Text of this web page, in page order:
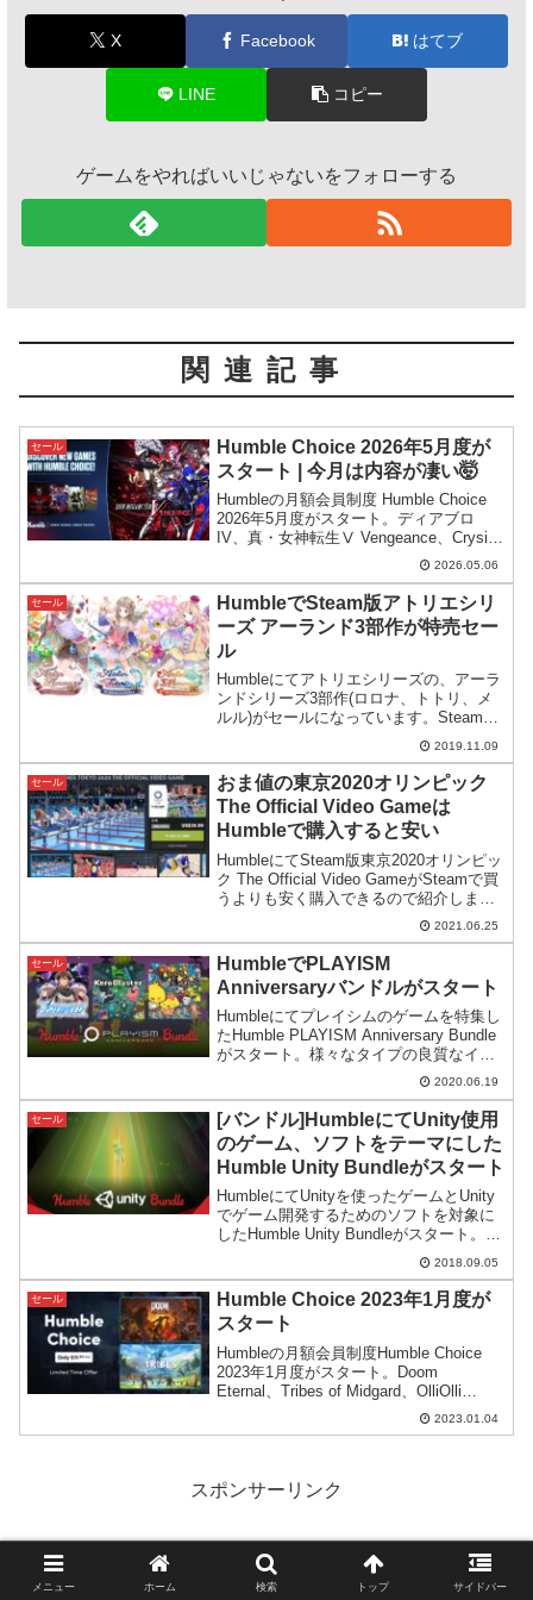
X Facebook はてブ
LINE コピー
ゲームをやればいいじゃないをフォローする
関連記事
セール
Humble Choice 2026年5月度が
スタート | 今月は内容が凄い🤯
Humbleの月額会員制度 Humble Choice
2026年5月度がスタート。ディアブロ
IV、真・女神転生Ⅴ Vengeance、Crysis
3 Remastered、更にその他の優良ゲーム
で構成されておりシンプルにオススメで
す。
2026.05.06
セール
HumbleでSteam版アトリエシリ
ーズ アーランド3部作が特売セー
ル
Humbleにてアトリエシリーズの、アーラ
ンドシリーズ3部作(ロロナ、トトリ、メ
ルル)がセールになっています。Steamで
購入するよりも安いですが、3本まとめて
購入する場合、ちょっと複雑になってき
ます。
2019.11.09
セール
おま値の東京2020オリンピック
The Official Video Gameは
Humbleで購入すると安い
HumbleにてSteam版東京2020オリンピッ
ク The Official Video GameがSteamで買
うよりも安く購入できるので紹介しま
す。このゲームまでおま値で日本人向け
に高額設定するセガの神経を疑います。
2021.06.25
セール
HumbleでPLAYISM
Anniversaryバンドルがスタート
Humbleにてプレイシムのゲームを特集し
たHumble PLAYISM Anniversary Bundle
がスタート。様々なタイプの良質なイン
ディーゲームがまとめて手に入ります。
2020.06.19
セール
[バンドル]HumbleにてUnity使用
のゲーム、ソフトをテーマにした
Humble Unity Bundleがスタート
HumbleにてUnityを使ったゲームとUnity
でゲーム開発するためのソフトを対象に
したHumble Unity Bundleがスタート。最
高額コースは15ドルで16万円超分の内容
を手に入れることができます。
2018.09.05
セール
Humble Choice 2023年1月度が
スタート
Humbleの月額会員制度Humble Choice
2023年1月度がスタート。Doom
Eternal、Tribes of Midgard、OlliOlli
World - Rad Editionを始め、なかなか良い
ゲームが入っているようです。
2023.01.04
スポンサーリンク
メニュー ホーム 検索 トップ サイドバー